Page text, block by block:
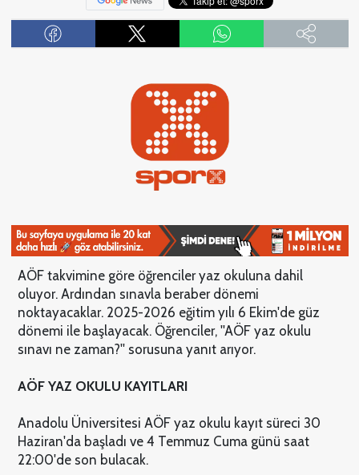
AÖF takvimine göre öğrenciler yaz okuluna dahil
oluyor. Ardından sınavla beraber dönemi
noktayacaklar. 2025-2026 eğitim yılı 6 Ekim'de güz
dönemi ile başlayacak. Öğrenciler, ''AÖF yaz okulu
sınavı ne zaman?'' sorusuna yanıt arıyor.
AÖF YAZ OKULU KAYITLARI
Anadolu Üniversitesi AÖF yaz okulu kayıt süreci 30
Haziran'da başladı ve 4 Temmuz Cuma günü saat
22:00'de son bulacak.